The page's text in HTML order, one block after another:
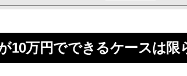
したケース
「実は追加費用あり」の場合が多い
10万円でできるケースは限